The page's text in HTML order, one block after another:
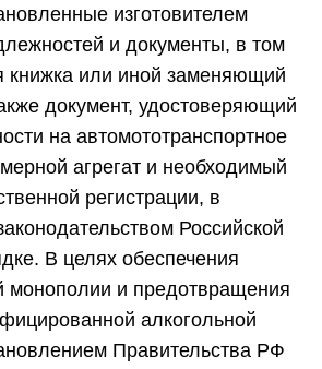
изготовителем
и документы, в том
книжка или иной заменяющий
документ, удостоверяющий
на автомототранспортное
агрегат и необходимый
регистрации, в
Российской
В целях обеспечения
монополии и предотвращения
алкогольной
Правительства РФ